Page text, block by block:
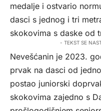
medalje i ostvario
dasci s jednog i tri
skokovima s daske od
- TEKST SE
Nevešćanin je 2023.
prvak na dasci od
postao juniorski
skokovima zajedno s